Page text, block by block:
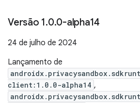
Versão 1.0.0-alpha14
24 de julho de 2024
Lançamento de
client:1.0.0-alpha14 ,